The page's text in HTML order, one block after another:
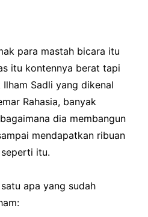
para mastah bicara itu
itu kontennya berat tapi
Sadli yang dikenal
Rahasia, banyak
dia membangun
mendapatkan ribuan
itu.
apa yang sudah